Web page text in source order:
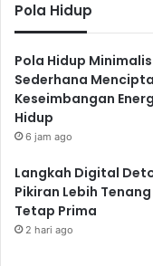
Pola Hidup
Pola Hidup
Sederhana
Keseimbangan
Hidup
6 jam ago
Langkah Digital
Pikiran Lebih
Tetap Prima
2 hari ago